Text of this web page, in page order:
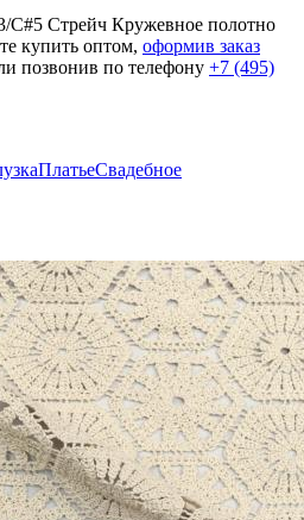
C#5 Стрейч Кружевное полотно
купить оптом, оформив заказ
позвонив по телефону +7 (495)
ПлатьеСвадебное